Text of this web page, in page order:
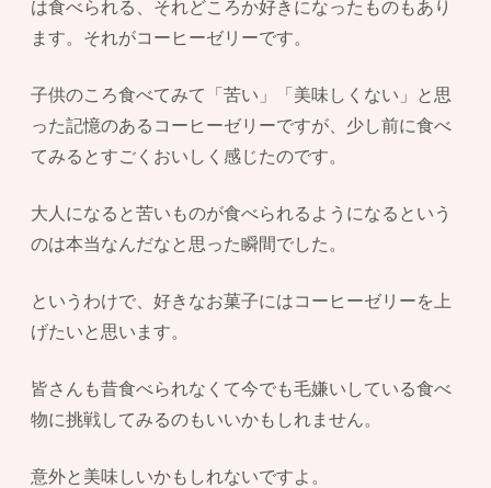
は食べられる、それどころか好きになったものもあり
ます。それがコーヒーゼリーです。
子供のころ食べてみて「苦い」「美味しくない」と思
った記憶のあるコーヒーゼリーですが、少し前に食べ
てみるとすごくおいしく感じたのです。
大人になると苦いものが食べられるようになるという
のは本当なんだなと思った瞬間でした。
というわけで、好きなお菓子にはコーヒーゼリーを上
げたいと思います。
皆さんも昔食べられなくて今でも毛嫌いしている食べ
物に挑戦してみるのもいいかもしれません。
意外と美味しいかもしれないですよ。